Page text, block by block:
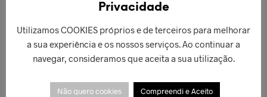
Privacidade
Utilizamos COOKIES próprios e de terceiros para melhorar
a sua experiência e os nossos serviços. Ao continuar a
navegar, consideramos que aceita a sua utilização.
Não quero cookies Compreendi e Aceito